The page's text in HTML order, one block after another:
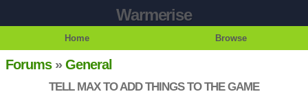
Warmerise
Home Browse
Forums»General
TELL MAX TO ADD THINGS TO THE GAME